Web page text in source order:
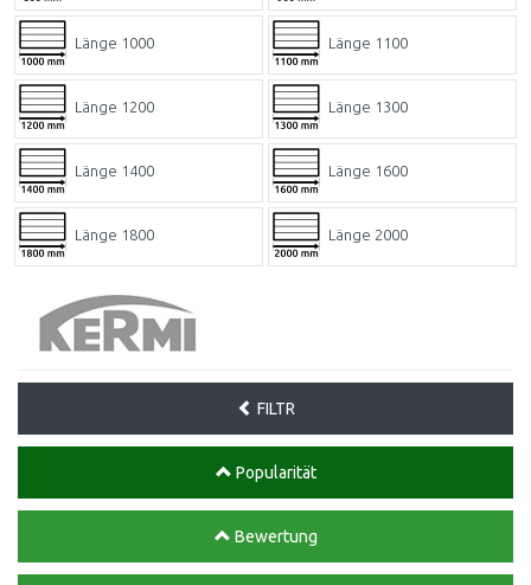
Länge 1000 Länge 1100
Länge 1200 Länge 1300
Länge 1400 Länge 1600
Länge 1800 Länge 2000
FILTR
Popularität
Bewertung